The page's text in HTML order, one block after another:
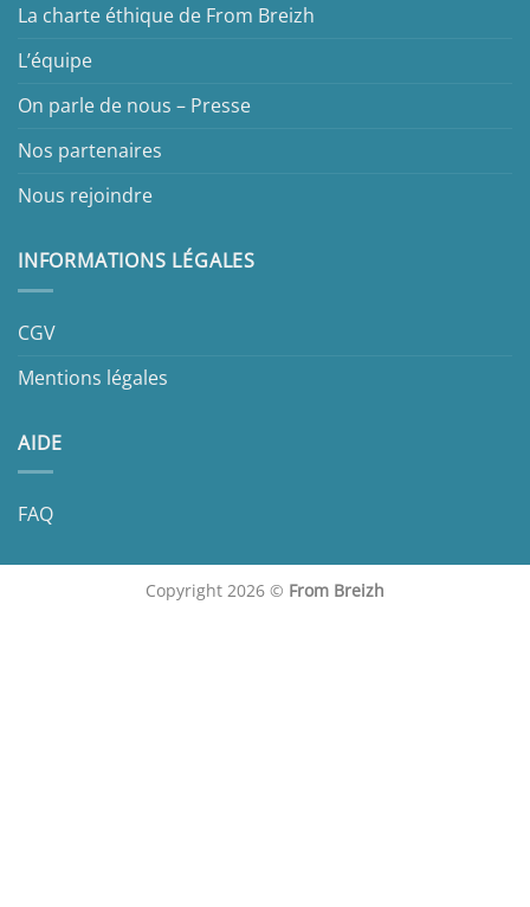
La charte éthique de From Breizh
L’équipe
On parle de nous – Presse
Nos partenaires
Nous rejoindre
INFORMATIONS LÉGALES
CGV
Mentions légales
AIDE
FAQ
Copyright 2026 © From Breizh